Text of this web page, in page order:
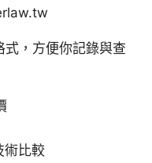
，方便你記錄與查
術比較